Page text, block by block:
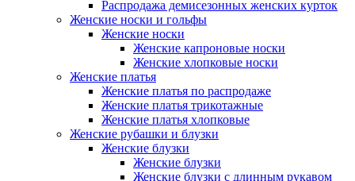
Распродажа демисезонных женских курток
Женские носки и гольфы
Женские носки
Женские капроновые носки
Женские хлопковые носки
Женские платья
Женские платья по распродаже
Женские платья трикотажные
Женские платья хлопковые
Женские рубашки и блузки
Женские блузки
Женские блузки
Женские блузки с длинным рукавом